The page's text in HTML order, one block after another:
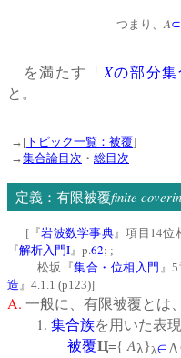
つまり、A⊂
を満たす「 Xの部分集
と。
→[ トピック一覧：被覆]
→集合論目次 ・ 総目次
定義：有限被覆finite
[『岩波数学事典 』項目 14位
『解析入門I 』 p.62; ;
松坂『集合・位相入門 』5
造 』 4.1.1 (p123)]
A. 一般に、有限被覆とは、
1. 集合族を用いた表現
被覆Ц={ Aλ}λ∈Λ